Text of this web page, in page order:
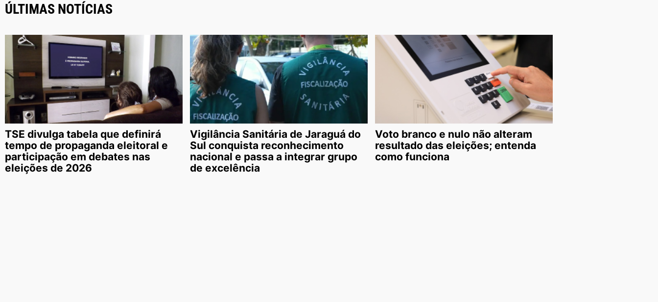
ÚLTIMAS NOTÍCIAS
TSE divulga tabela que definirá
tempo de propaganda eleitoral e
participação em debates nas
eleições de 2026
Vigilância Sanitária de Jaraguá do
Sul conquista reconhecimento
nacional e passa a integrar grupo
de excelência
Voto branco e nulo não alteram
resultado das eleições; entenda
como funciona